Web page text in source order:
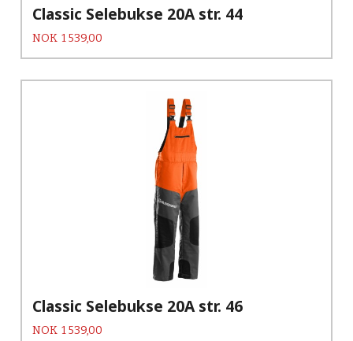
Classic Selebukse 20A str. 44
Pris
NOK 1 539,00
Classic Selebukse 20A str. 46
Pris
NOK 1 539,00